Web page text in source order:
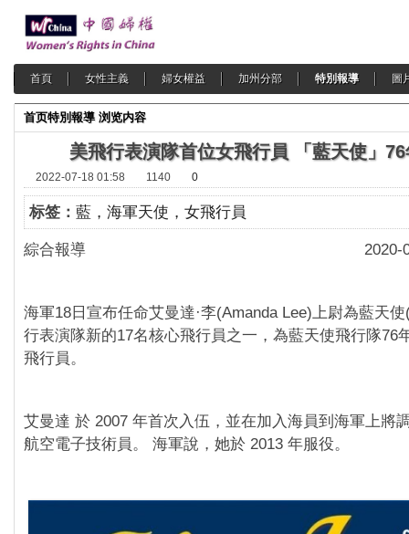
首頁 女性主義 婦女權益 加州分部 特別報導 圖
首页特別報導 浏览内容
美飛行表演隊首位女飛行員 「藍天使」
2022-07-18 01:58 1140 0
标签： 藍，海軍天使，女飛行員
綜合報導 2020-07-
海軍18日宣布任命艾曼達·李(Amanda Lee)上尉為藍天
行表演隊新的17名核心飛行員之一，為藍天使飛行隊76
飛行員。
艾曼達 於 2007 年首次入伍，並在加入海員到海軍上將
航空電子技術員。 海軍說，她於 2013 年服役。